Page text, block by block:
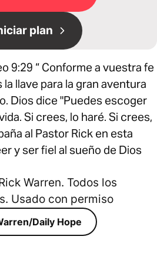
plan
9:29 “ Conforme a vuestra fe
la llave para la gran aventura
Dios dice "Puedes escoger
Si crees, lo haré. Si crees,
al Pastor Rick en esta
y ser fiel al sueño de Dios
Warren. Todos los
Usado con permiso
Daily Hope